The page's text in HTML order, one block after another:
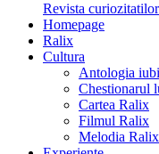
Revista
Homepage
Ralix
Cultura
Antologia
Chestionarul
Cartea Ralix
Filmul Ralix
Melodia Ralix